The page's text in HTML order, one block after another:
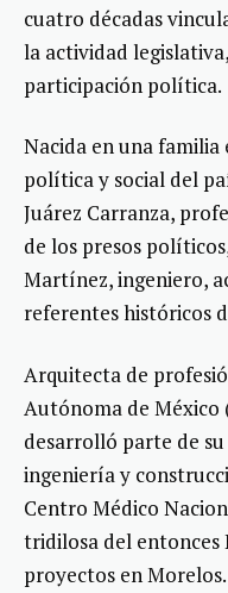
cuatro décadas
la actividad
participación política.
Nacida en una
política y social del
Juárez Carranza,
de los presos
Martínez, ingeniero,
referentes históricos
Arquitecta de
Autónoma de México
desarrolló parte de
ingeniería y
Centro Médico
tridilosa del entonces
proyectos en